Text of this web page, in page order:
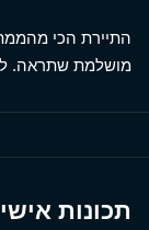
התיירת הכי
מושלמת שתראה.
תכונות